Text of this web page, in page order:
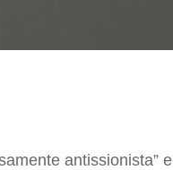
antissionista” e